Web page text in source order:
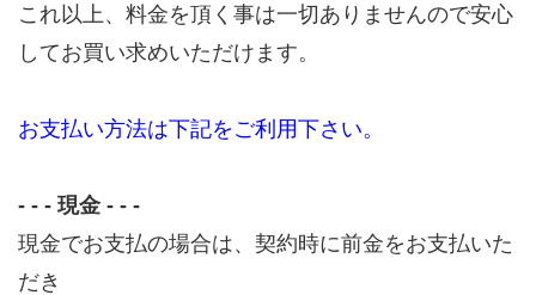
これ以上、料金を頂く事は一切ありませんので安心
してお買い求めいただけます。
お支払い方法は下記をご利用下さい。
- - - 現金 - - -
現金でお支払の場合は、契約時に前金をお支払いた
だき